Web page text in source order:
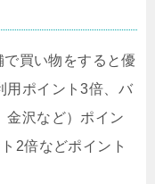
買い物をすると優
用ポイント3倍、バ
金沢など）ポイン
2倍などポイント